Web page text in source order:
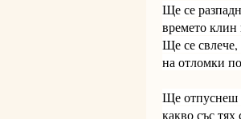
Ще се
времето
Ще се
на отломки
Ще отпуснеш
какво със